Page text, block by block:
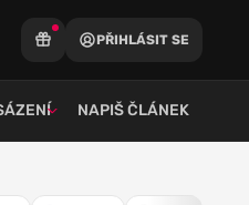
PŘIHLÁSIT SE
NAPIŠ ČLÁNEK